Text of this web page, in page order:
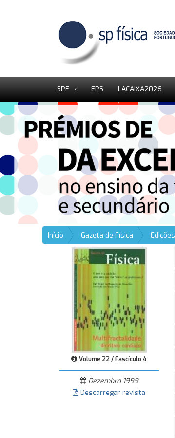
SPF EPS LACAIXA2026
Início Gazeta de Física Edições
Volume 22 / Fascículo 4
Dezembro 1999
Descarregar revista